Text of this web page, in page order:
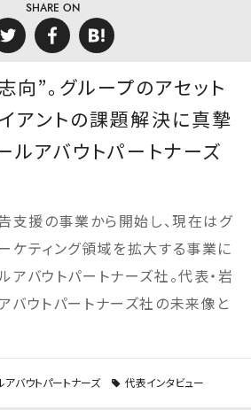
SHARE ON
”。グループのアセット
アントの課題解決に真摯
ルアバウトパートナーズ
援の事業から開始し、現在はグ
ケティング領域を拡大する事業に
アバウトパートナーズ社。代表・岩
バウトパートナーズ社の未来像と
アバウトパートナーズ 代表インタビュー